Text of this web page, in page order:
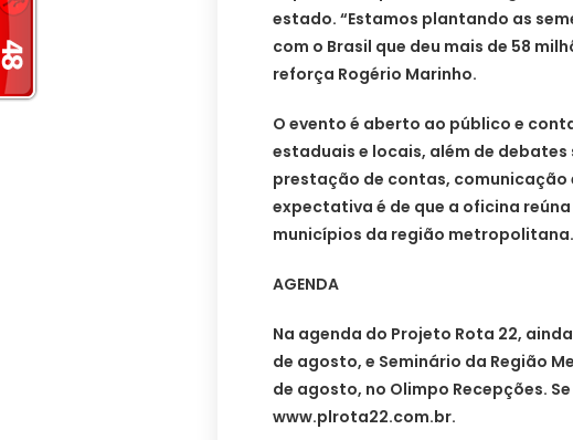
estado. “Estamos plantando as
com o Brasil que deu mais de 58
reforça Rogério Marinho.
O evento é aberto ao público e
estaduais e locais, além de
prestação de contas,
expectativa é de que a oficina
municípios da região metropolitana.
AGENDA
Na agenda do Projeto Rota 22,
de agosto, e Seminário da Região
de agosto, no Olimpo Recepções.
www.plrota22.com.br.